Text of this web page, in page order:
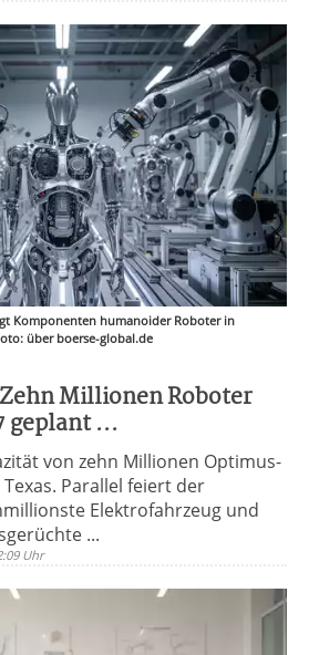
Komponenten humanoider Roboter in
über boerse-global.de
Millionen Roboter
geplant ...
von zehn Millionen Optimus-
Parallel feiert der
Elektrofahrzeug und
...
Uhr